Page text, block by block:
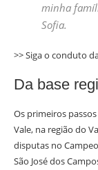
minha
Sofia.
>> Siga o conduto
Da base
Os primeiros
Vale, na região do
disputas no
São José dos